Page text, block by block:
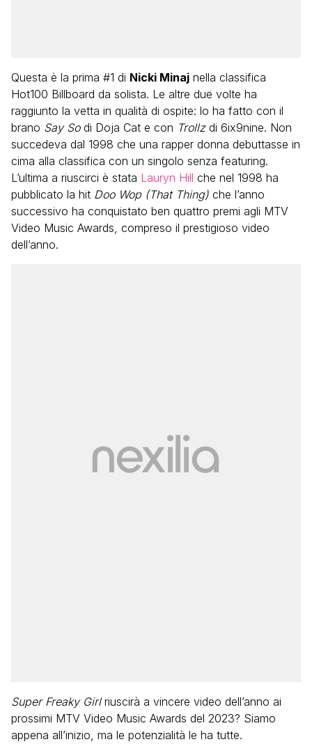
Questa è la prima #1 di Nicki Minaj nella classifica
Hot100 Billboard da solista. Le altre due volte ha
raggiunto la vetta in qualità di ospite: lo ha fatto con il
brano Say Sodi Doja Cat e con Trollzdi 6ix9nine. Non
succedeva dal 1998 che una rapper donna debuttasse in
cima alla classifica con un singolo senza featuring.
L’ultima a riuscirci è stata Lauryn Hill che nel 1998 ha
pubblicato la hit Doo Wop (That Thing) che l’anno
successivo ha conquistato ben quattro premi agli MTV
Video Music Awards, compreso il prestigioso video
dell’anno.
Super Freaky Girlriuscirà a vincere video dell’anno ai
prossimi MTV Video Music Awards del 2023? Siamo
appena all’inizio, ma le potenzialità le ha tutte.